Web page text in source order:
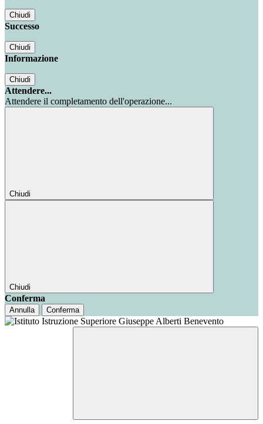
Chiudi
Successo
Chiudi
Informazione
Chiudi
Attendere...
Attendere il completamento dell'operazione...
Chiudi
Chiudi
Conferma
Annulla Conferma